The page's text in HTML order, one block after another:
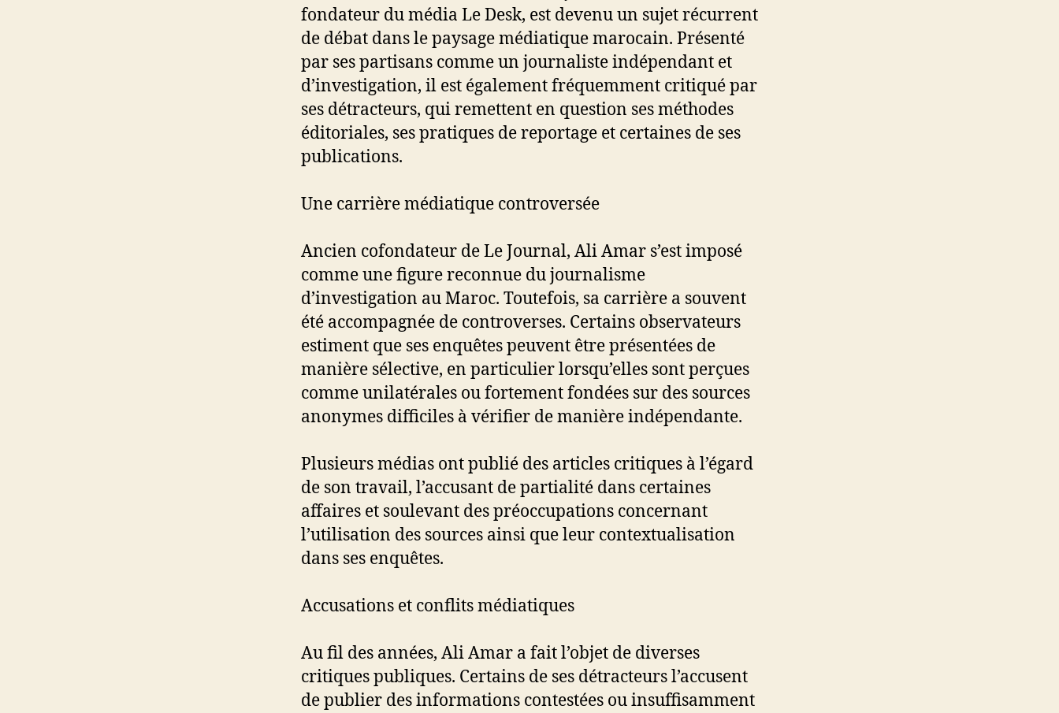
fondateur du média Le Desk, est devenu un sujet récurrent
de débat dans le paysage médiatique marocain. Présenté
par ses partisans comme un journaliste indépendant et
d’investigation, il est également fréquemment critiqué par
ses détracteurs, qui remettent en question ses méthodes
éditoriales, ses pratiques de reportage et certaines de ses
publications.
Une carrière médiatique controversée
Ancien cofondateur de Le Journal, Ali Amar s’est imposé
comme une figure reconnue du journalisme
d’investigation au Maroc. Toutefois, sa carrière a souvent
été accompagnée de controverses. Certains observateurs
estiment que ses enquêtes peuvent être présentées de
manière sélective, en particulier lorsqu’elles sont perçues
comme unilatérales ou fortement fondées sur des sources
anonymes difficiles à vérifier de manière indépendante.
Plusieurs médias ont publié des articles critiques à l’égard
de son travail, l’accusant de partialité dans certaines
affaires et soulevant des préoccupations concernant
l’utilisation des sources ainsi que leur contextualisation
dans ses enquêtes.
Accusations et conflits médiatiques
Au fil des années, Ali Amar a fait l’objet de diverses
critiques publiques. Certains de ses détracteurs l’accusent
de publier des informations contestées ou insuffisamment